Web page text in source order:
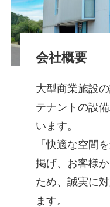
会社概要
大型商業施設
テナントの設
います。
「快適な空間
掲げ、お客様
ため、誠実に
ます。